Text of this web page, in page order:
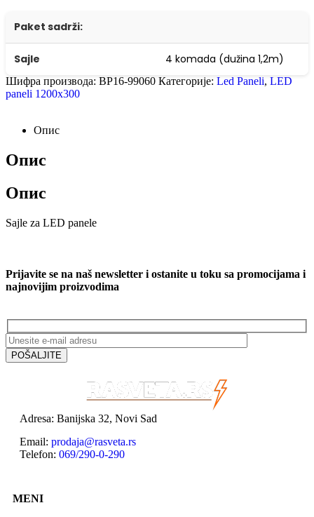
Paket sadrži:
Sajle 4 komada (dužina 1,2m)
Шифра производа: BP16-99060 Категорије: Led Paneli, LED
paneli 1200x300
Опис
Опис
Опис
Sajle za LED panele
Prijavite se na naš newsletter i ostanite u toku sa promocijama i
najnovijim proizvodima
Adresa: Banijska 32, Novi Sad
Email: prodaja@rasveta.rs
Telefon: 069/290-0-290
MENI